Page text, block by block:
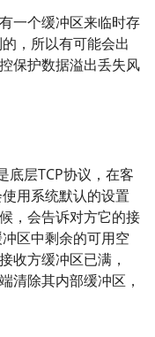
一个缓冲区来临时存
，所以有可能会出
保护数据溢出丢失风
底层TCP协议，在客
用系统默认的设置
，会告诉对方它的接
区中剩余的可用空
收方缓冲区已满，
清除其内部缓冲区，